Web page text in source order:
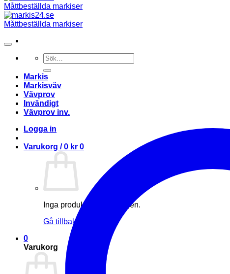
Sök
efter:
Markis
Markisväv
Vävprov
Invändigt
Vävprov inv.
Logga in
Varukorg /0 kr 0
Inga produkter i varukorgen.
Gå tillbaka till butiken
0
Varukorg